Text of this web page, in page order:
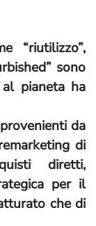
“riutilizzo”,
sono
al pianeta ha
da
di
diretti,
per il
che di